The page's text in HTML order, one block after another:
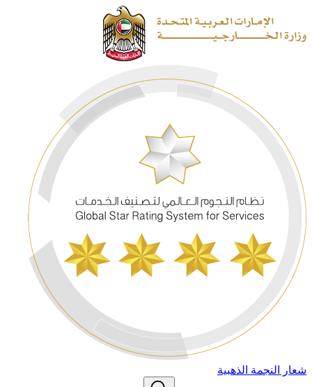
شعار النجمة الذهبية